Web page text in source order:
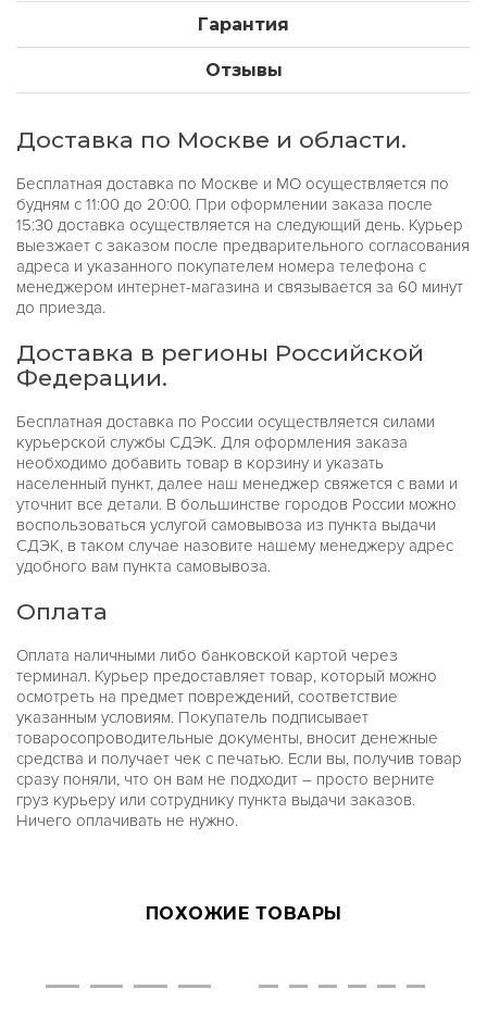
Гарантия
Отзывы
Доставка по Москве и области.
Бесплатная доставка по Москве и МО осуществляется по
будням с 11:00 до 20:00. При оформлении заказа после
15:30 доставка осуществляется на следующий день. Курьер
выезжает с заказом после предварительного согласования
адреса и указанного покупателем номера телефона с
менеджером интернет-магазина и связывается за 60 минут
до приезда.
Доставка в регионы Российской
Федерации.
Бесплатная доставка по России осуществляется силами
курьерской службы СДЭК. Для оформления заказа
необходимо добавить товар в корзину и указать
населенный пункт, далее наш менеджер свяжется с вами и
уточнит все детали. В большинстве городов России можно
воспользоваться услугой самовывоза из пункта выдачи
СДЭК, в таком случае назовите нашему менеджеру адрес
удобного вам пункта самовывоза.
Оплата
Оплата наличными либо банковской картой через
терминал. Курьер предоставляет товар, который можно
осмотреть на предмет повреждений, соответствие
указанным условиям. Покупатель подписывает
товаросопроводительные документы, вносит денежные
средства и получает чек с печатью. Если вы, получив товар
сразу поняли, что он вам не подходит – просто верните
груз курьеру или сотруднику пункта выдачи заказов.
Ничего оплачивать не нужно.
ПОХОЖИЕ ТОВАРЫ